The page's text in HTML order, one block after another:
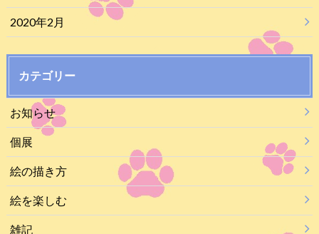
2020年2月
カテゴリー
お知らせ
個展
絵の描き方
絵を楽しむ
雑記